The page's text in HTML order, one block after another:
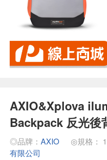
AXIO&Xplova
Backpack 反光後
◎品牌： AXIO ◎規格：
有限公司